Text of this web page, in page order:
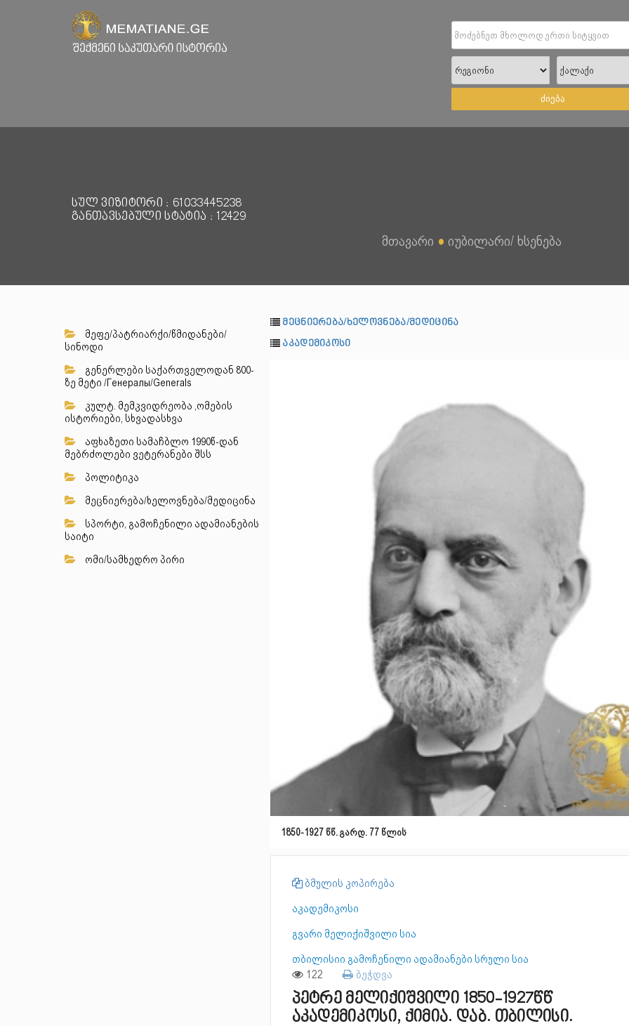
ძიება
სულ ვიზიტორი : 61033445238
განთავსებული სტატია : 12429
მთავარი ● იუბილარი/ ხსენება
მეფე/პატრიარქი/წმიდანები/
სინოდი
გენერლები საქართველოდან 800-
ზე მეტი /Генералы/Generals
კულტ. მემკვიდრეობა ,ომების
ისტორიები, სხვადასხვა
აფხაზეთი სამაჩბლო 1990წ-დან
მებრძოლები ვეტერანები შსს
პოლიტიკა
მეცნიერება/ხელოვნება/მედიცინა
სპორტი, გამოჩენილი ადამიანების
საიტი
ომი/სამხედრო პირი
მეცნიერება/ხელოვნება/მედიცინა
აკადემიკოსი
1850-1927 წწ. გარდ. 77 წლის
ბმულის კოპირება
აკადემიკოსი
გვარი მელიქიშვილი სია
თბილისიი გამოჩენილი ადამიანები სრული სია
122 ბეჭდვა
პეტრე მელიქიშვილი 1850-1927წწ
აკადემიკოსი, ქიმია. დაბ. თბილისი.